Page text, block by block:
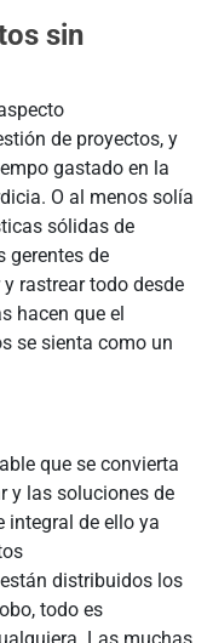
sin
de proyectos, y
gastado en la
O al menos solía
sólidas de
gerentes de
rastrear todo desde
hacen que el
se sienta como un
que se convierta
y las soluciones de
integral de ello ya
distribuidos los
todo es